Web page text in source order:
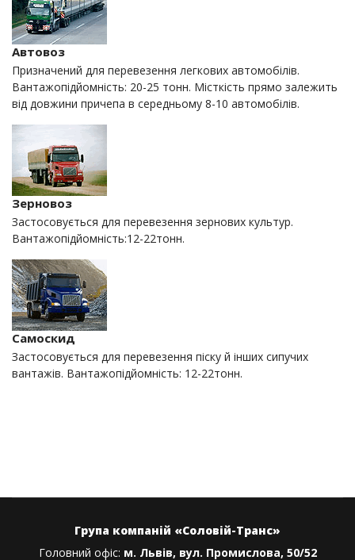
Автовоз
Призначений для перевезення легкових автомобілів.
Вантажопідйомність: 20-25 тонн. Місткість прямо залежить
від довжини причепа в середньому 8-10 автомобілів.
Зерновоз
Застосовується для перевезення зернових культур.
Вантажопідйомність:12-22тонн.
Самоскид
Застосовується для перевезення піску й інших сипучих
вантажів. Вантажопідйомність: 12-22тонн.
Група компаній «Соловій-Транс»
Головний офіс: м. Львів, вул. Промислова, 50/52